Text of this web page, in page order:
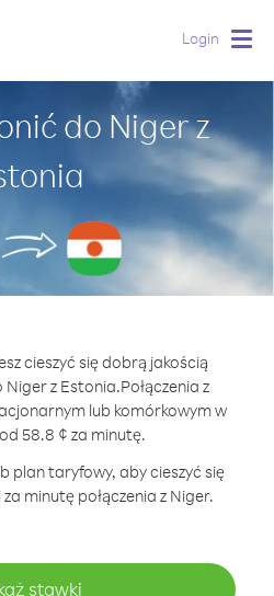
Login
do Niger z
cieszyć się dobrą jakością
Niger z Estonia.Połączenia z
lub komórkowym w
58.8 ¢ za minutę.
plan taryfowy, aby cieszyć się
minutę połączenia z Niger.
stawki